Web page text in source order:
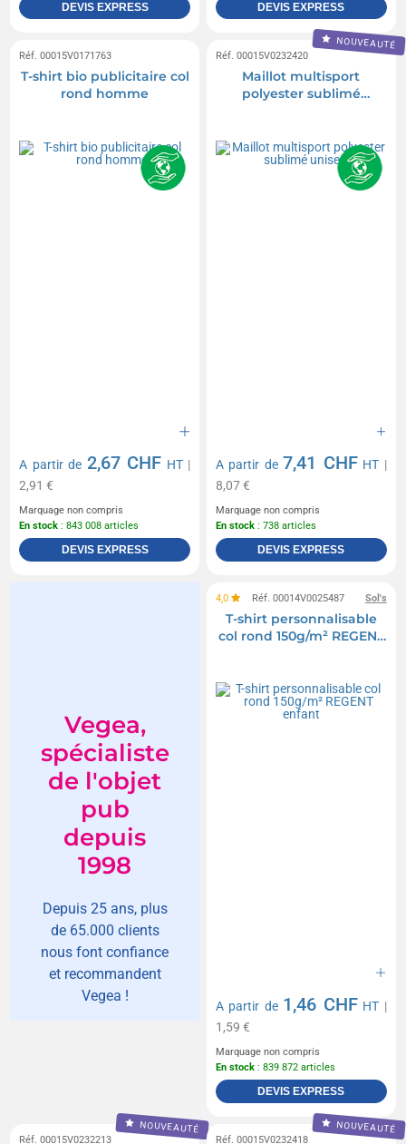
DEVIS EXPRESS DEVIS EXPRESS
Réf. 00015V0171763
T-shirt bio publicitaire col
rond homme
A partir de 2,67 CHF HT|
2,91 €
Marquage non compris
En stock : 843 008 articles
DEVIS EXPRESS
NOUVEAUTÉ
Réf. 00015V0232420
Maillot multisport
polyester sublimé
A partir de 7,41 CHF HT |
8,07 €
Marquage non compris
En stock : 738 articles
DEVIS EXPRESS
Vegea,
spécialiste
de l'objet
pub
depuis
1998
Depuis 25 ans, plus
de 65.000 clients
nous font confiance
et recommandent
Vegea !
Sol's
4,0 Réf. 00014V0025487
T-shirt personnalisable
col rond 150g/m² REGENT
A partir de 1,46 CHF HT |
1,59 €
Marquage non compris
En stock : 839 872 articles
DEVIS EXPRESS
NOUVEAUTÉ
Réf. 00015V0232213
NOUVEAUTÉ
Réf. 00015V0232418